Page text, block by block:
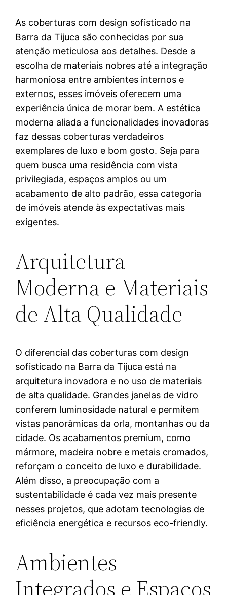
As coberturas com design sofisticado na
Barra da Tijuca são conhecidas por sua
atenção meticulosa aos detalhes. Desde a
escolha de materiais nobres até a integração
harmoniosa entre ambientes internos e
externos, esses imóveis oferecem uma
experiência única de morar bem. A estética
moderna aliada a funcionalidades inovadoras
faz dessas coberturas verdadeiros
exemplares de luxo e bom gosto. Seja para
quem busca uma residência com vista
privilegiada, espaços amplos ou um
acabamento de alto padrão, essa categoria
de imóveis atende às expectativas mais
exigentes.
Arquitetura
Moderna e Materiais
de Alta Qualidade
O diferencial das coberturas com design
sofisticado na Barra da Tijuca está na
arquitetura inovadora e no uso de materiais
de alta qualidade. Grandes janelas de vidro
conferem luminosidade natural e permitem
vistas panorâmicas da orla, montanhas ou da
cidade. Os acabamentos premium, como
mármore, madeira nobre e metais cromados,
reforçam o conceito de luxo e durabilidade.
Além disso, a preocupação com a
sustentabilidade é cada vez mais presente
nesses projetos, que adotam tecnologias de
eficiência energética e recursos eco-friendly.
Ambientes
Integrados e Espaços